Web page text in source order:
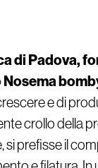
di Padova,
e di
crollo della
prefisse il